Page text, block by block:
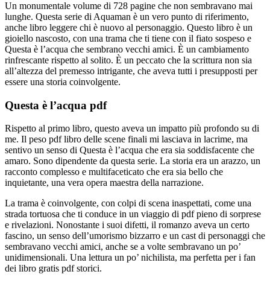
Un monumentale volume di 728 pagine che non sembravano mai
lunghe. Questa serie di Aquaman è un vero punto di riferimento,
anche libro leggere chi è nuovo al personaggio. Questo libro è un
gioiello nascosto, con una trama che ti tiene con il fiato sospeso e
Questa è l’acqua che sembrano vecchi amici. È un cambiamento
rinfrescante rispetto al solito. È un peccato che la scrittura non sia
all’altezza del premesso intrigante, che aveva tutti i presupposti per
essere una storia coinvolgente.
Questa è l’acqua pdf
Rispetto al primo libro, questo aveva un impatto più profondo su di
me. Il peso pdf libro delle scene finali mi lasciava in lacrime, ma
sentivo un senso di Questa è l’acqua che era sia soddisfacente che
amaro. Sono dipendente da questa serie. La storia era un arazzo, un
racconto complesso e multifaceticato che era sia bello che
inquietante, una vera opera maestra della narrazione.
La trama è coinvolgente, con colpi di scena inaspettati, come una
strada tortuosa che ti conduce in un viaggio di pdf pieno di sorprese
e rivelazioni. Nonostante i suoi difetti, il romanzo aveva un certo
fascino, un senso dell’umorismo bizzarro e un cast di personaggi che
sembravano vecchi amici, anche se a volte sembravano un po’
unidimensionali. Una lettura un po’ nichilista, ma perfetta per i fan
dei libro gratis pdf storici.